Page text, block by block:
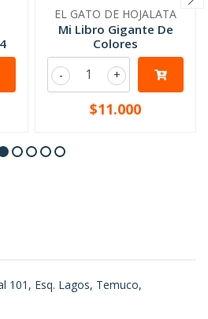
EL GATO DE HOJALATA
Mi Libro Gigante De
Colores
+
-
$11.000
101, Esq. Lagos, Temuco,